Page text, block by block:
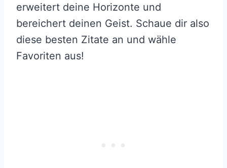
erweitert deine Horizonte und
bereichert deinen Geist. Schaue dir also
diese besten Zitate an und wähle
Favoriten aus!